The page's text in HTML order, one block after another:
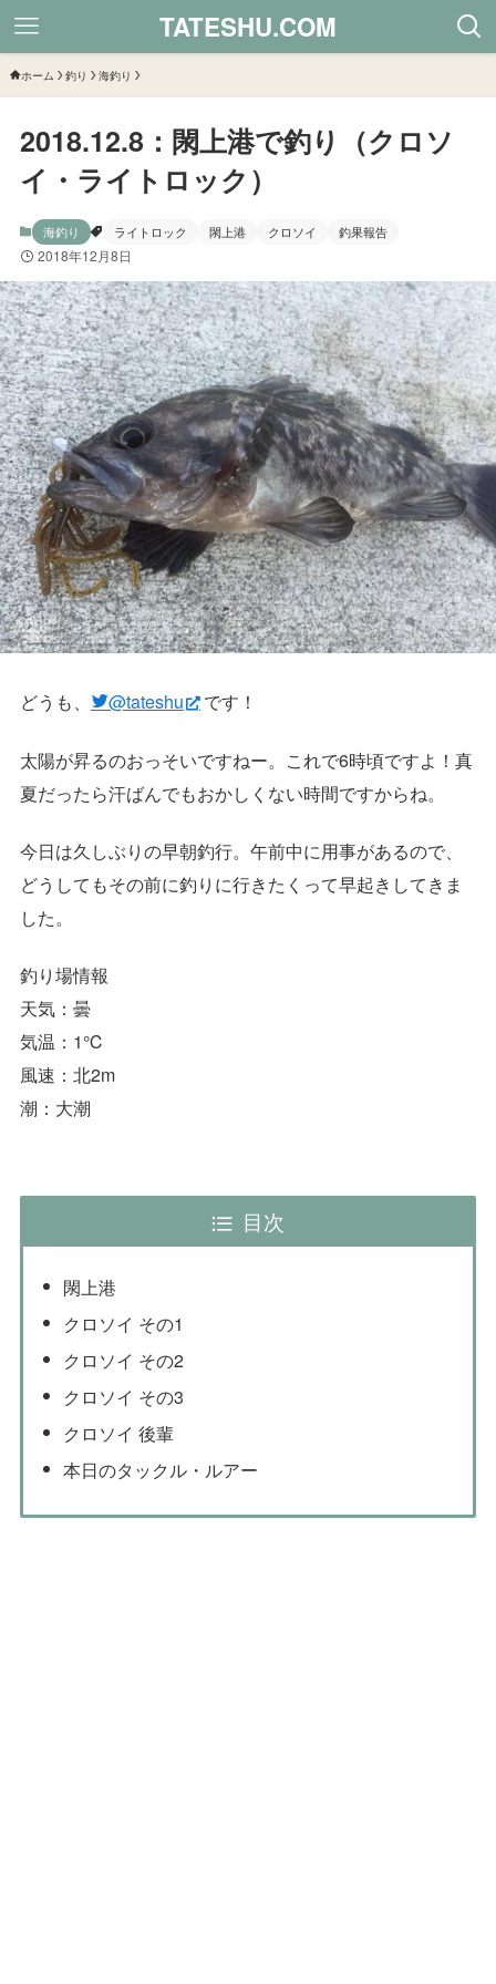
TATESHU.COM
ホーム 釣り 海釣り
2018.12.8：閖上港で釣り（クロソ
イ・ライトロック）
海釣り ライトロック 閖上港 クロソイ 釣果報告
2018年12月8日
どうも、 @tateshu です！
太陽が昇るのおっそいですねー。これで6時頃ですよ！真
夏だったら汗ばんでもおかしくない時間ですからね。
今日は久しぶりの早朝釣行。午前中に用事があるので、
どうしてもその前に釣りに行きたくって早起きしてきま
した。
釣り場情報
天気：曇
気温：1℃
風速：北2m
潮：大潮
目次
閖上港
クロソイ その1
クロソイ その2
クロソイ その3
クロソイ 後輩
本日のタックル・ルアー